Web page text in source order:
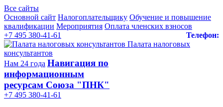
Все сайты
Основной сайт Налогоплательщику Обучение и повышение
квалификации Мероприятия Оплата членских взносов
Телефон:
+7 495 380-41-61
Палата налоговых
консультантов
Нам 24 года Навигация по
информационным
ресурсам Союза "ПНК"
+7 495 380‑41‑61